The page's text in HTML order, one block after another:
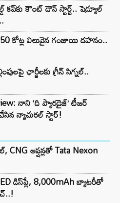
కప్‌కు కౌంట్ డౌన్ స్టార్ట్.. షెడ్యూల్
కోట్ల విలువైన గంజాయి దహనం..
ఛార్జీలకు గ్రీన్ సిగ్నల్..
నాని ‘ది ప్యారడైజ్’ టీజర్
న్యాచురల్ స్టార్!
CNG ఆప్షన్లతో Tata Nexon
డిస్‌ప్లే, 8,000mAh బ్యాటరీతో